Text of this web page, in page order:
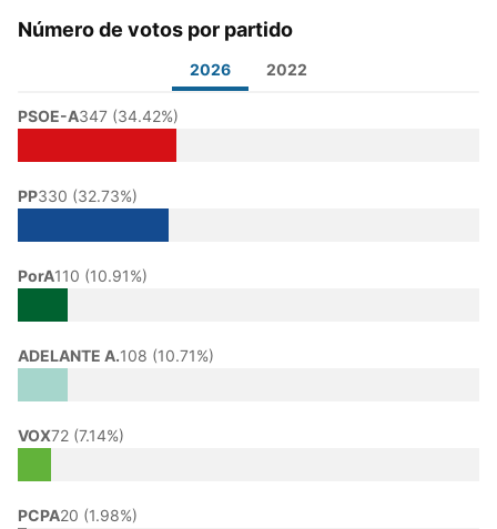
Número de votos por partido
2026 2022
PSOE-A347 (34.42%)
PP330 (32.73%)
PorA110 (10.91%)
ADELANTE A.108 (10.71%)
VOX72 (7.14%)
PCPA20 (1.98%)